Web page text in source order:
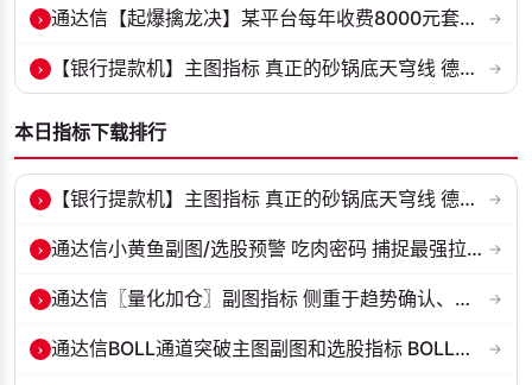
› 通达信【起爆擒龙决】某平台每年收费8000元套装 指标源码 无未来 →
› 【银行提款机】主图指标 真正的砂锅底天穹线 德某通要价10万的主图核心... →
本日指标下载排行
› 【银行提款机】主图指标 真正的砂锅底天穹线 德某通要价10万的主图核心... →
› 通达信小黄鱼副图/选股预警 吃肉密码 捕捉最强拉升段 源码 贴图 →
› 通达信〖量化加仓〗副图指标 侧重于趋势确认、量能配合与高低位反转信号... →
› 通达信BOLL通道突破主图副图和选股指标 BOLL通达突破追踪主力动向 源码... →